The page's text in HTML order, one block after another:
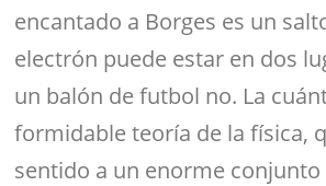
encantado a Borges es un
electrón puede estar en dos
un balón de futbol no. La
formidable teoría de la física,
sentido a un enorme